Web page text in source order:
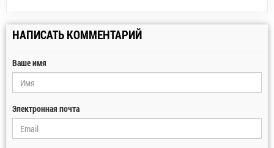
НАПИСАТЬ КОММЕНТАРИЙ
Ваше имя
Электронная почта